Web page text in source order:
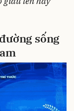
đường sống